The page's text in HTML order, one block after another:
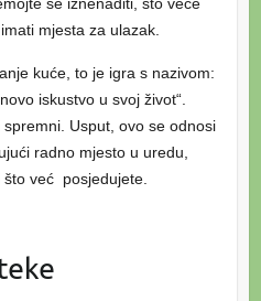
mjesta za ulazak.
kuće, to je igra s nazivom:
iskustvo u svoj život“.
Usput, ovo se odnosi
radno mjesto u uredu,
već posjedujete.